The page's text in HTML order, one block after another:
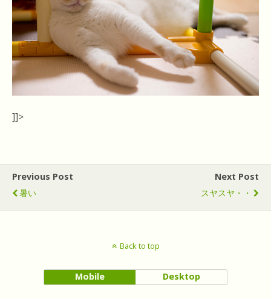
]]>
Previous Post
暑い
Next Post
スヤスヤ・・
Back to top
Mobile Desktop